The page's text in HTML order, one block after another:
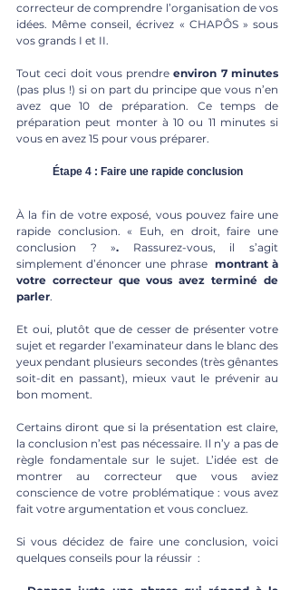
correcteur de comprendre l’organisation de vos
idées. Même conseil, écrivez « CHAPÔS » sous
vos grands I et II.
Tout ceci doit vous prendre environ 7 minutes
(pas plus !) si on part du principe que vous n’en
avez que 10 de préparation. Ce temps de
préparation peut monter à 10 ou 11 minutes si
vous en avez 15 pour vous préparer.
	Étape 4 : Faire une rapide conclusion
À la fin de votre exposé, vous pouvez faire une
rapide conclusion. « Euh, en droit, faire une
conclusion ? ». Rassurez-vous, il s’agit
simplement d’énoncer une phrase montrant à
votre correcteur que vous avez terminé de
parler.
Et oui, plutôt que de cesser de présenter votre
sujet et regarder l’examinateur dans le blanc des
yeux pendant plusieurs secondes (très gênantes
soit-dit en passant), mieux vaut le prévenir au
bon moment.
Certains diront que si la présentation est claire,
la conclusion n’est pas nécessaire. Il n’y a pas de
règle fondamentale sur le sujet. L’idée est de
montrer au correcteur que vous aviez
conscience de votre problématique : vous avez
fait votre argumentation et vous concluez.
Si vous décidez de faire une conclusion, voici
quelques conseils pour la réussir  :